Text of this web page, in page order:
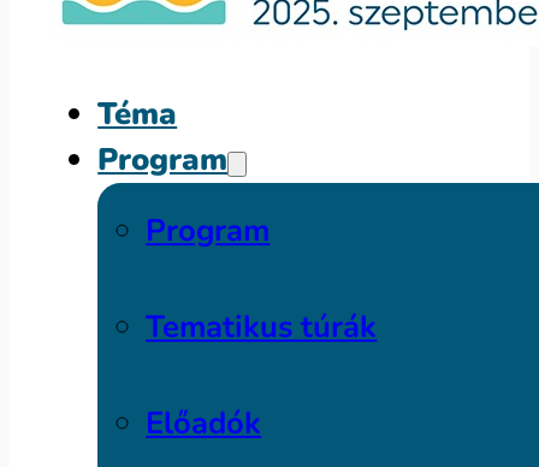
Téma
Program
Program
Tematikus túrák
Előadók